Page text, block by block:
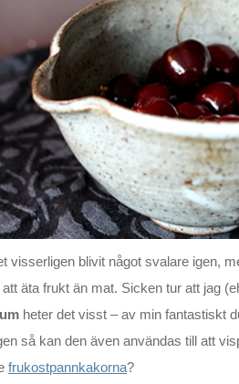
visserligen blivit något svalare igen,
äta frukt än mat. Sicken tur att jag
heter det visst – av min fantastiskt
så kan den även användas till att
frukostpannkakorna?